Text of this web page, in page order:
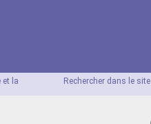
Rechercher dans le site
et la